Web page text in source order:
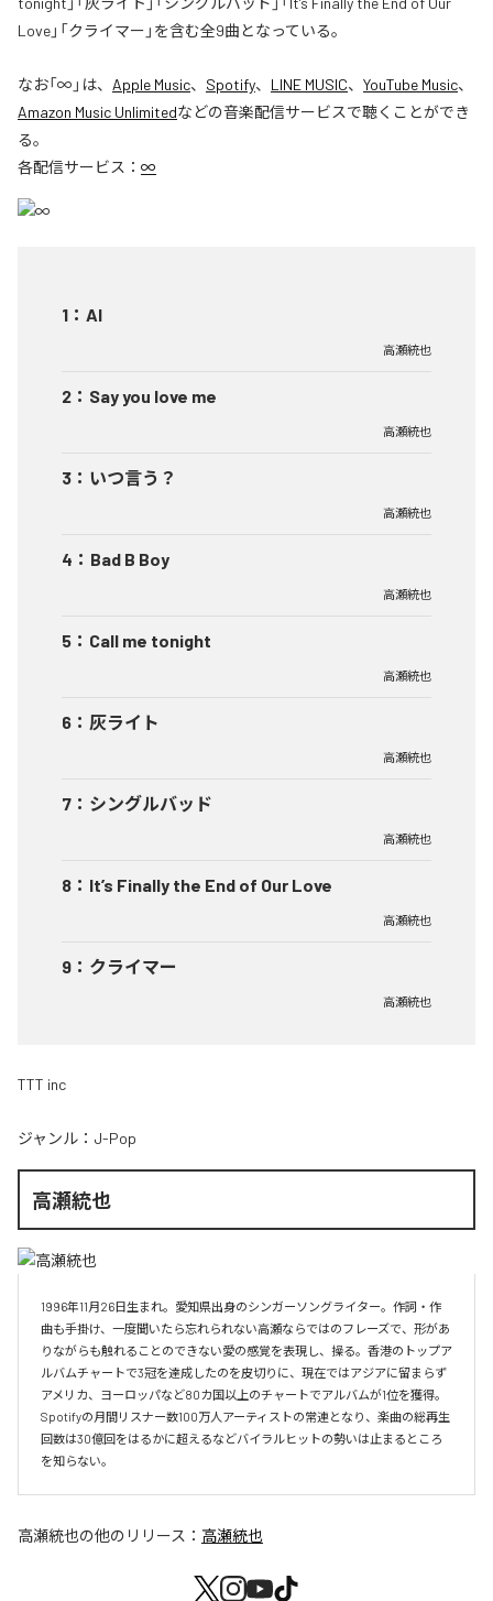
Love」「クライマー」を含む全9曲となっている。
なお「∞ 」は、 Apple Music、 Spotify、 LINE MUSIC、 YouTube Music、
Amazon Music Unlimitedなどの音楽配信サービスで聴くことができ
る。
各配信サービス： ∞
1 ： AI
高瀬統也
2 ： Say you love me
高瀬統也
3 ： いつ言う？
高瀬統也
4 ： Bad B Boy
高瀬統也
5 ： Call me tonight
高瀬統也
6 ： 灰ライト
高瀬統也
7 ： シングルバッド
高瀬統也
8 ： It’s Finally the End of Our Love
高瀬統也
9 ： クライマー
高瀬統也
TTT inc
ジャンル： J-Pop
高瀬統也
1996年11月26日生まれ。愛知県出身のシンガーソングライター。作詞・作
曲も手掛け、一度聞いたら忘れられない高瀬ならではのフレーズで、形があ
りながらも触れることのできない愛の感覚を表現し、操る。香港のトップア
ルバムチャートで3冠を達成したのを皮切りに、現在ではアジアに留まらず
アメリカ、ヨーロッパなど80カ国以上のチャートでアルバムが1位を獲得。
Spotifyの月間リスナー数100万人アーティストの常連となり、楽曲の総再生
回数は30億回をはるかに超えるなどバイラルヒットの勢いは止まるところ
を知らない。
高瀬統也の他のリリース： 高瀬統也